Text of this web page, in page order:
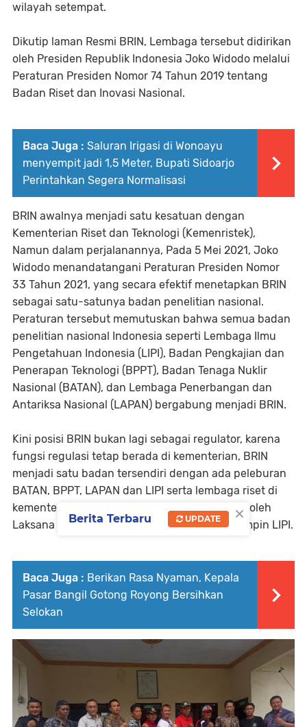
wilayah setempat.
Dikutip laman Resmi BRIN, Lembaga tersebut didirikan
oleh Presiden Republik Indonesia Joko Widodo melalui
Peraturan Presiden Nomor 74 Tahun 2019 tentang
Badan Riset dan Inovasi Nasional.
Baca Juga : Saluran Irigasi di Wonoayu
menyempit jadi 1,5 Meter, Bupati Sidoarjo
Perintahkan Segera Normalisasi
BRIN awalnya menjadi satu kesatuan dengan
Kementerian Riset dan Teknologi (Kemenristek),
Namun dalam perjalanannya, Pada 5 Mei 2021, Joko
Widodo menandatangani Peraturan Presiden Nomor
33 Tahun 2021, yang secara efektif menetapkan BRIN
sebagai satu-satunya badan penelitian nasional.
Peraturan tersebut memutuskan bahwa semua badan
penelitian nasional Indonesia seperti Lembaga Ilmu
Pengetahuan Indonesia (LIPI), Badan Pengkajian dan
Penerapan Teknologi (BPPT), Badan Tenaga Nuklir
Nasional (BATAN), dan Lembaga Penerbangan dan
Antariksa Nasional (LAPAN) bergabung menjadi BRIN.
Kini posisi BRIN bukan lagi sebagai regulator, karena
fungsi regulasi tetap berada di kementerian, BRIN
menjadi satu badan tersendiri dengan ada peleburan
BATAN, BPPT, LAPAN dan LIPI serta lembaga riset di
kementerian dan lembaga. Kini BRIN dipimpin oleh
Laksana Tri Handoko yang sebelumnya memimpin LIPI.
Baca Juga : Berikan Rasa Nyaman, Kepala
Pasar Bangil Gotong Royong Bersihkan
Selokan
×
Berita Terbaru UPDATE